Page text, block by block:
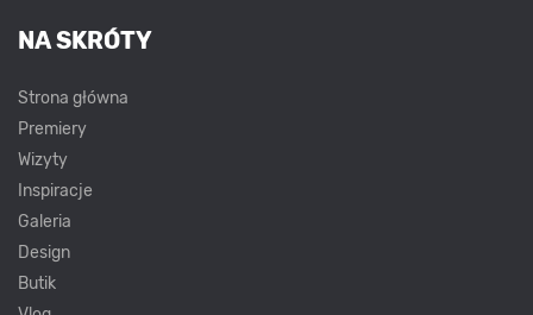
NA SKRÓTY
Strona główna
Premiery
Wizyty
Inspiracje
Galeria
Design
Butik